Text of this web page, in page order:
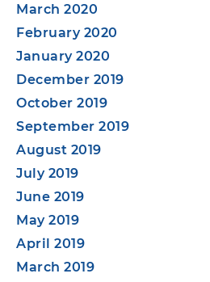
March 2020
February 2020
January 2020
December 2019
October 2019
September 2019
August 2019
July 2019
June 2019
May 2019
April 2019
March 2019